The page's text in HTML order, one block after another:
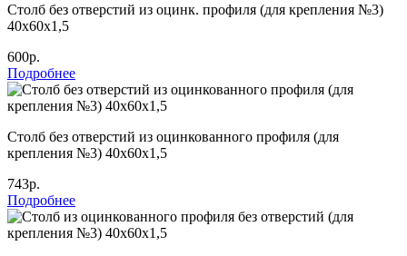
Столб без отверстий из оцинк. профиля (для крепления №3)
40х60х1,5
600р.
Подробнее
Столб без отверстий из оцинкованного профиля (для
крепления №3) 40х60х1,5
743р.
Подробнее